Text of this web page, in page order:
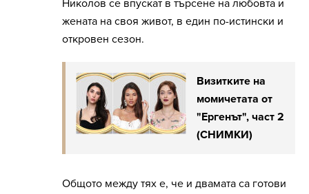
Николов се впускат в търсене на любовта и
жената на своя живот, в един по-истински и
откровен сезон.
Визитките на
момичетата от
"Ергенът", част 2
(СНИМКИ)
Общото между тях е, че и двамата са готови